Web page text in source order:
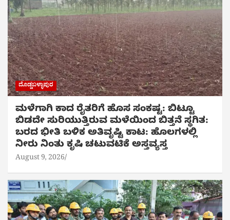
ದೊಡ್ಡಬಳ್ಳಾಪುರ
ಮಳೆಗಾಗಿ ಕಾದ ರೈತರಿಗೆ ಹೊಸ ಸಂಕಷ್ಟ: ಬಿಟ್ಟೂ
ಬಿಡದೇ ಸುರಿಯುತ್ತಿರುವ ಮಳೆಯಿಂದ ಬಿತ್ತನೆ ಸ್ಥಗಿತ:
ಬರದ ಭೀತಿ ಬಳಿಕ ಅತಿವೃಷ್ಟಿ ಕಾಟ: ಹೊಲಗಳಲ್ಲಿ
ನೀರು ನಿಂತು ಕೃಷಿ ಚಟುವಟಿಕೆ ಅಸ್ತವ್ಯಸ್ತ
August 9, 2026